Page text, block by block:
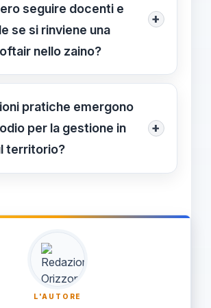
seguire docenti e
se si rinviene una
nello zaino?
+
immediatamente al
responsabile di plesso e
contatti con le forze
isolare e conservare
pratiche emergono
per la gestione in
territorio?
+
richiede equilibrio tra
l'ordine e
chiaramente con genitori
aggiornando eventuali
di sicurezza.
L'AUTORE